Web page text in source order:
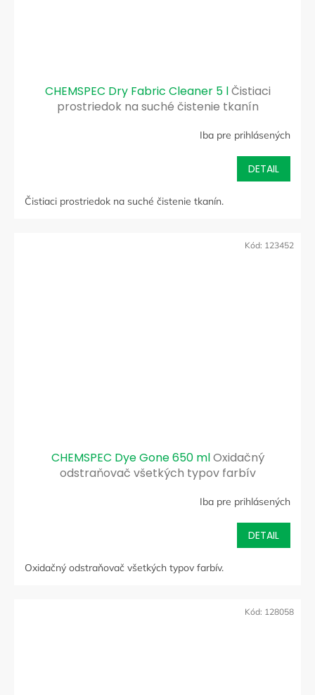
CHEMSPEC Dry Fabric Cleaner 5 lČistiaci
prostriedok na suché čistenie tkanín
Iba pre prihlásených
DETAIL
Čistiaci prostriedok na suché čistenie tkanín.
CHEMSPEC Dye Gone 650 mlOxidačný
odstraňovač všetkých typov farbív
Iba pre prihlásených
DETAIL
Oxidačný odstraňovač všetkých typov farbív.
Kód: 123452
Kód: 128058